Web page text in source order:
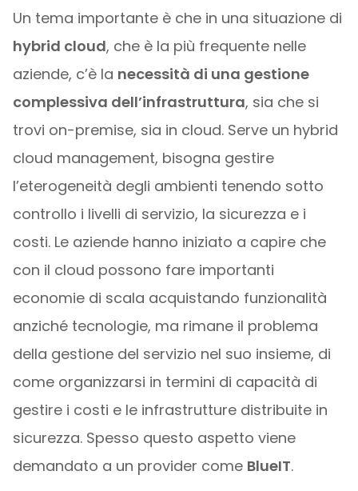
Un tema importante è che in una situazione di
hybrid cloud, che è la più frequente nelle
aziende, c’è la necessità di una gestione
complessiva dell’infrastruttura, sia che si
trovi on-premise, sia in cloud. Serve un hybrid
cloud management, bisogna gestire
l’eterogeneità degli ambienti tenendo sotto
controllo i livelli di servizio, la sicurezza e i
costi. Le aziende hanno iniziato a capire che
con il cloud possono fare importanti
economie di scala acquistando funzionalità
anziché tecnologie, ma rimane il problema
della gestione del servizio nel suo insieme, di
come organizzarsi in termini di capacità di
gestire i costi e le infrastrutture distribuite in
sicurezza. Spesso questo aspetto viene
demandato a un provider come BlueIT.